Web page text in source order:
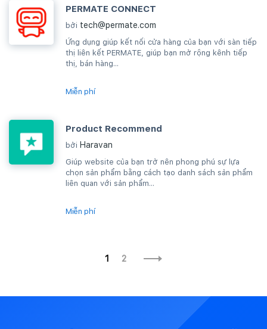
PERMATE CONNECT
bởi tech@permate.com
Ứng dụng giúp kết nối cửa hàng của bạn với sàn tiếp
thị liên kết PERMATE, giúp bạn mở rộng kênh tiếp
thị, bán hàng...
Miễn phí
Product Recommend
bởi Haravan
Giúp website của bạn trở nên phong phú sự lựa
chọn sản phẩm bằng cách tạo danh sách sản phẩm
liên quan với sản phẩm...
Miễn phí
1 2